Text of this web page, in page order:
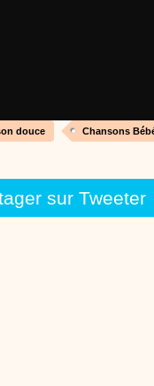
douce Chansons
sur Tweeter